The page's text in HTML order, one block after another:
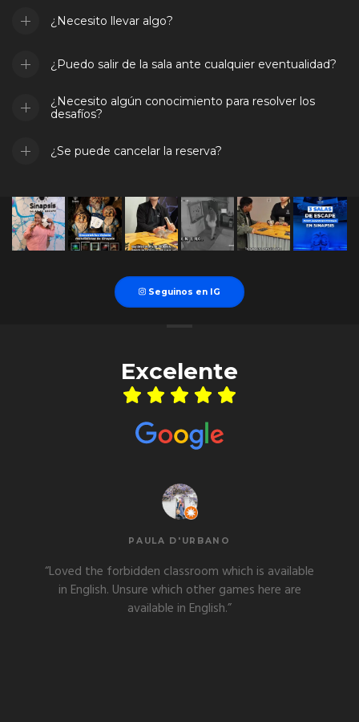
¿Necesito llevar algo?
¿Puedo salir de la sala ante cualquier eventualidad?
¿Necesito algún conocimiento para resolver los
desafíos?
¿Se puede cancelar la reserva?
Seguinos en IG
Excelente
PAULA D'URBANO
Loved the forbidden classroom which is available
in English. Unsure which other games here are
available in English.